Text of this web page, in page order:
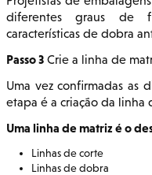
diferentes graus de
características de dobra
Passo 3 Crie a linha de
Uma vez confirmadas as
etapa é a criação da linha
Uma linha de matriz é o
Linhas de corte
Linhas de dobra